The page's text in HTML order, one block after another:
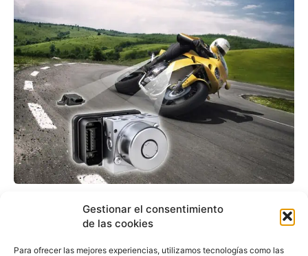
Gestionar el consentimiento
de las cookies
Para ofrecer las mejores experiencias, utilizamos tecnologías como las
Las dos ruedas de Bosch
crece más rápido que el